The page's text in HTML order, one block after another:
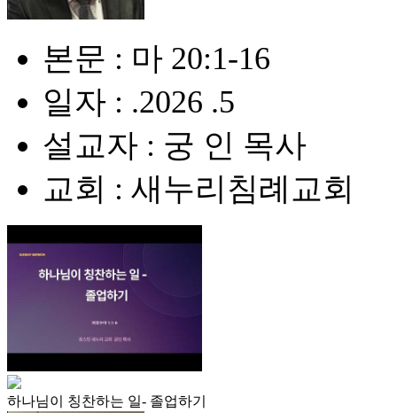
본문 : 마 20:1-16
일자 : .2026 .5
설교자 : 궁 인 목사
교회 : 새누리침례교회
하나님이 칭찬하는 일- 졸업하기